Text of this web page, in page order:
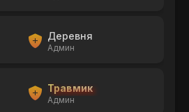
Деревня
Админ
Травмик
Админ